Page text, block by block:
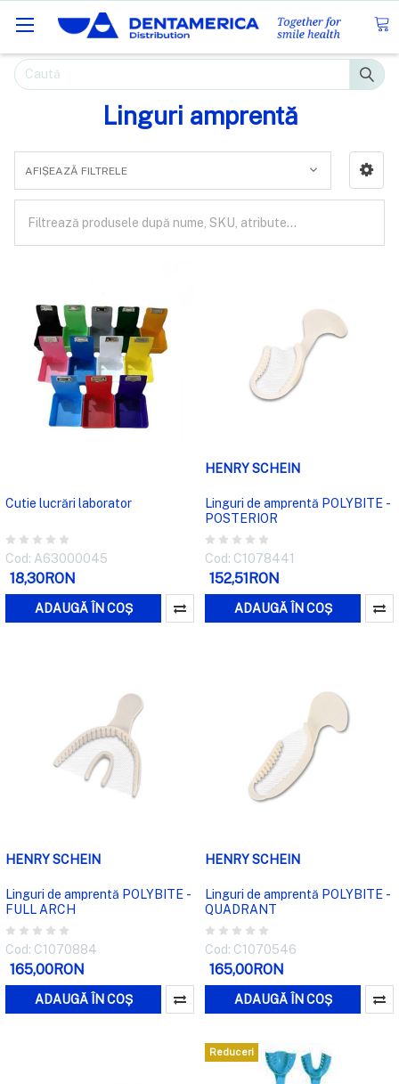
Caută
Linguri amprentă
AFIȘEAZĂ FILTRELE
Cutie lucrări laborator
Cod: A63000045
18,30RON
ADAUGĂ ÎN COȘ
HENRY SCHEIN
Linguri de amprentă POLYBITE -
POSTERIOR
Cod: C1078441
152,51RON
ADAUGĂ ÎN COȘ
HENRY SCHEIN
Linguri de amprentă POLYBITE -
FULL ARCH
Cod: C1070884
165,00RON
ADAUGĂ ÎN COȘ
HENRY SCHEIN
Linguri de amprentă POLYBITE -
QUADRANT
Cod: C1070546
165,00RON
ADAUGĂ ÎN COȘ
Reduceri